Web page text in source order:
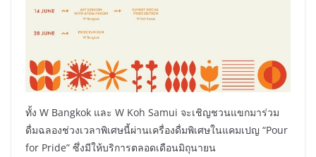
ทั้ง W Bangkok และ W Koh Samui จะเชิญชวนแขกมาร่วม
ดื่มฉลองช่วงเวลาพิเศษนี้ผ่านเครื่องดื่มพิเศษในแคมเปญ “Pour
for Pride” ซึ่งมีให้บริการตลอดเดือนมิถุนายน